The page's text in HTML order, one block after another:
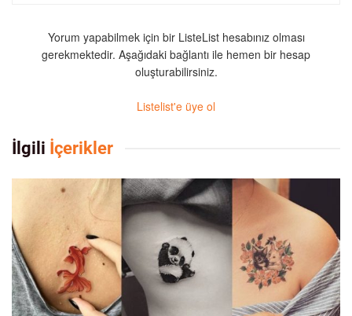
Yorum yapabilmek için bir ListeList hesabınız olması
gerekmektedir. Aşağıdaki bağlantı ile hemen bir hesap
oluşturabilirsiniz.
Listelist'e üye ol
İlgili İçerikler